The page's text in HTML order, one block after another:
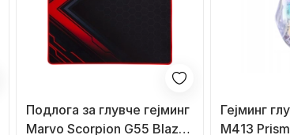
Подлога за глувче гејминг
Marvo Scorpion G55 Blaze
Гејминг
M413